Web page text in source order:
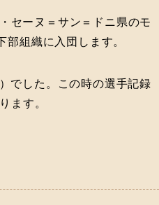
セーヌ＝サン＝ドニ県のモ
組織に入団します。
でした。この時の選手記録
ます。